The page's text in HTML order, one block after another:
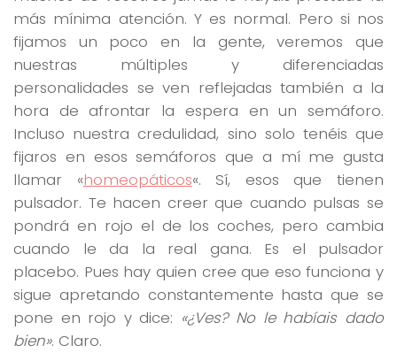
más mínima atención. Y es normal. Pero si nos
fijamos un poco en la gente, veremos que
nuestras múltiples y diferenciadas
personalidades se ven reflejadas también a la
hora de afrontar la espera en un semáforo.
Incluso nuestra credulidad, sino solo tenéis que
fijaros en esos semáforos que a mí me gusta
llamar «homeopáticos«. Sí, esos que tienen
pulsador. Te hacen creer que cuando pulsas se
pondrá en rojo el de los coches, pero cambia
cuando le da la real gana. Es el pulsador
placebo. Pues hay quien cree que eso funciona y
sigue apretando constantemente hasta que se
pone en rojo y dice: «¿Ves? No le habíais dado
bien». Claro.